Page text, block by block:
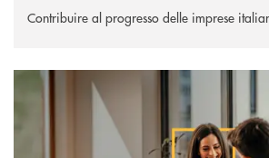
Contribuire al progresso delle imprese
Scopri di più Consulenza Valore